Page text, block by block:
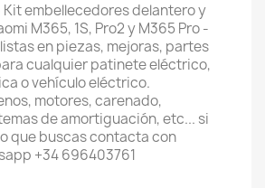
embellecedores delantero y
M365, 1S, Pro2 y M365 Pro -
en piezas, mejoras, partes
cualquier patinete eléctrico,
o vehículo eléctrico.
motores, carenado,
de amortiguación, etc... si
que buscas contacta con
+34 696403761